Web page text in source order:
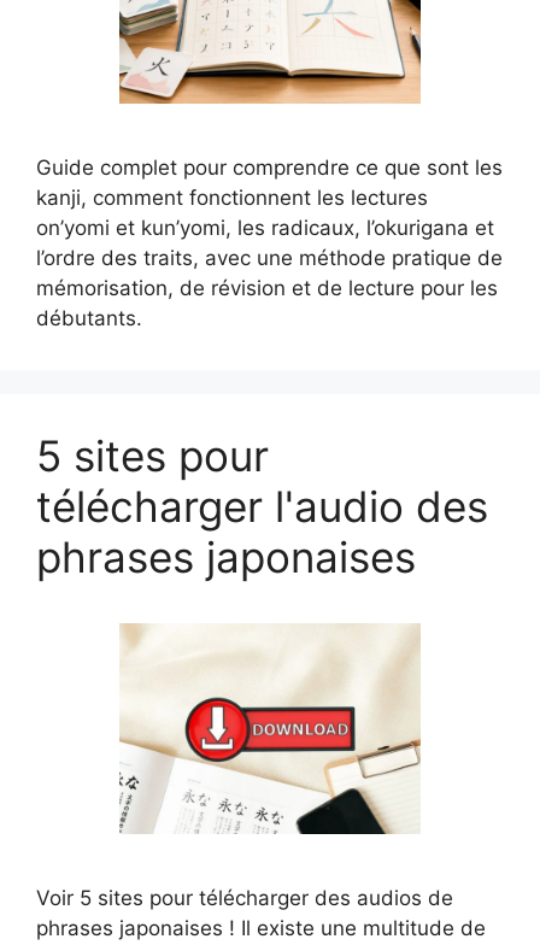
Guide complet pour comprendre ce que sont les
kanji, comment fonctionnent les lectures
on’yomi et kun’yomi, les radicaux, l’okurigana et
l’ordre des traits, avec une méthode pratique de
mémorisation, de révision et de lecture pour les
débutants.
5 sites pour
télécharger l'audio des
phrases japonaises
Voir 5 sites pour télécharger des audios de
phrases japonaises ! Il existe une multitude de